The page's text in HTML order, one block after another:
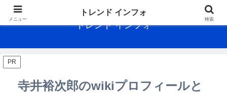
メニュー
トレンド インフォ
検索
トレンド インフォ
PR
寺井裕次郎のwikiプロフィールと